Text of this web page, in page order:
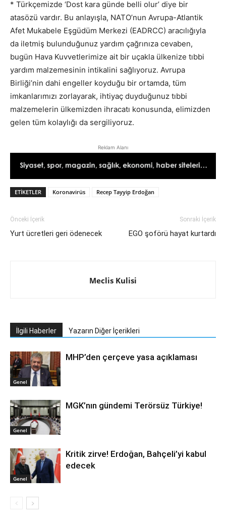
* Türkçemizde ‘Dost kara günde belli olur’ diye bir
atasözü vardır. Bu anlayışla, NATO’nun Avrupa-Atlantik
Afet Mukabele Eşgüdüm Merkezi (EADRCC) aracılığıyla
da iletmiş bulunduğunuz yardım çağrınıza cevaben,
bugün Hava Kuvvetlerimize ait bir uçakla ülkenize tıbbi
yardım malzemesinin intikalini sağlıyoruz. Avrupa
Birliği’nin dahi engeller koyduğu bir ortamda, tüm
imkanlarımızı zorlayarak, ihtiyaç duyduğunuz tıbbi
malzemelerin ülkemizden ihracatı konusunda, elimizden
gelen tüm kolaylığı da sergiliyoruz.
Reklam Alanı
ETIKETLER Koronavirüs Recep Tayyip Erdoğan
Önceki İçerik
Yurt ücretleri geri ödenecek
Sonraki İçerik
EGO şoförü hayat kurtardı
Meclis Kulisi
İlgili Haberler Yazarın Diğer İçerikleri
Genel
MHP’den çerçeve yasa açıklaması
Genel
MGK’nın gündemi Terörsüz Türkiye!
Genel
Kritik zirve! Erdoğan, Bahçeli’yi kabul
edecek